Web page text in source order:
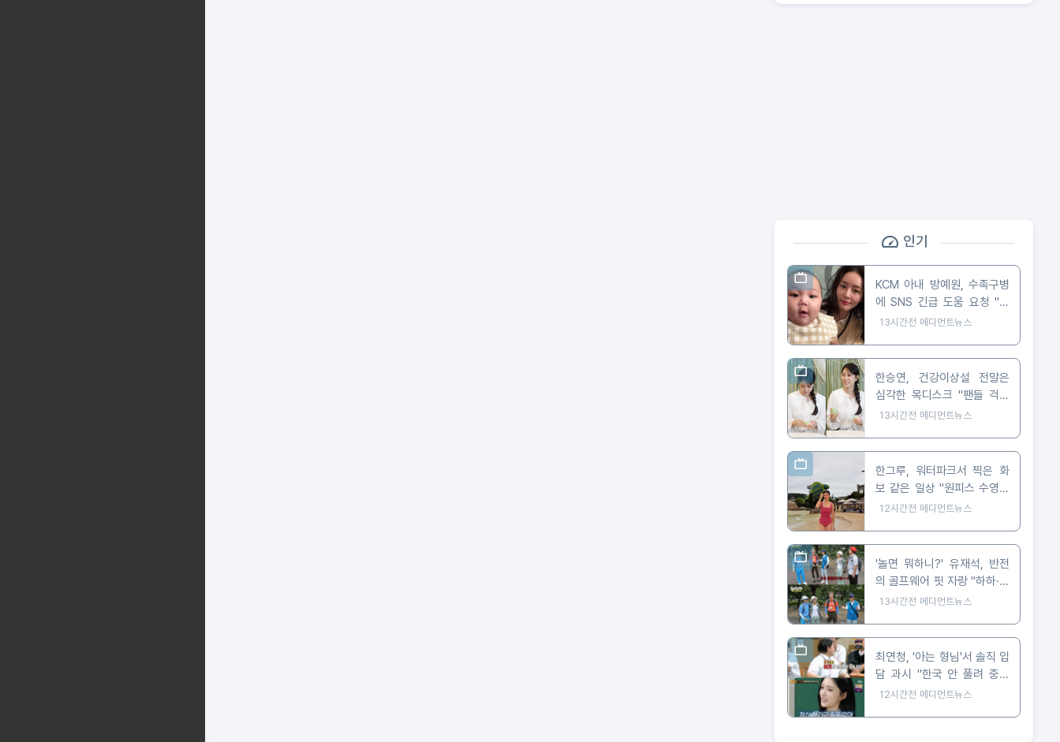
인기
KCM 아내 방예원, 수족구병
에 SNS 긴급 도움 요청 "생
후 8개월 아들, 발진에 마음
13시간전 메디먼트뉴스
한승연, 건강이상설 전말은
심각한 목디스크 "팬들 걱정
샀던 손 떨림"
13시간전 메디먼트뉴스
한그루, 워터파크서 찍은 화
보 같은 일상 "원피스 수영복
으로 뽐낸 완벽 비율"
12시간전 메디먼트뉴스
'놀면 뭐하니?' 유재석, 반전
의 골프웨어 핏 자랑 "하하·허
경환 덕분에 훤칠"
13시간전 메디먼트뉴스
최연청, '아는 형님'서 솔직 입
담 과시 "한국 안 풀려 중국
진출, 650만 팔로워 대박"
12시간전 메디먼트뉴스